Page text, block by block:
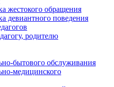
жестокого обращения
девиантного поведения
родителю
бытового обслуживания
медицинского